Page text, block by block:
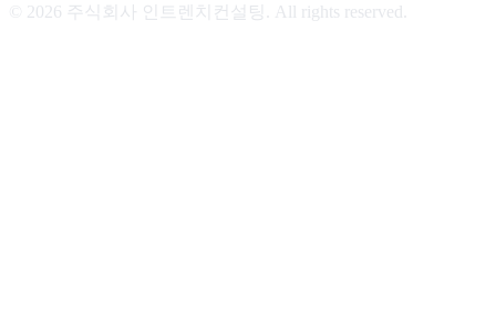
© 2026 주식회사 인트렌치컨설팅. All rights reserved.